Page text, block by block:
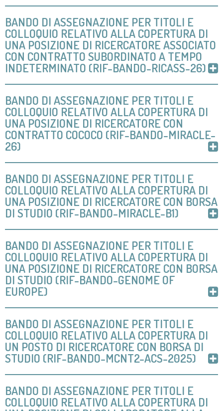
BANDO DI ASSEGNAZIONE PER TITOLI E
COLLOQUIO RELATIVO ALLA COPERTURA DI
UNA POSIZIONE DI RICERCATORE ASSOCIATO
CON CONTRATTO SUBORDINATO A TEMPO
INDETERMINATO (RIF-BANDO-RICASS-26)
BANDO DI ASSEGNAZIONE PER TITOLI E
COLLOQUIO RELATIVO ALLA COPERTURA DI
UNA POSIZIONE DI RICERCATORE CON
CONTRATTO COCOCO (RIF-BANDO-MIRACLE-
26)
BANDO DI ASSEGNAZIONE PER TITOLI E
COLLOQUIO RELATIVO ALLA COPERTURA DI
UNA POSIZIONE DI RICERCATORE CON BORSA
DI STUDIO (RIF-BANDO-MIRACLE-B1)
BANDO DI ASSEGNAZIONE PER TITOLI E
COLLOQUIO RELATIVO ALLA COPERTURA DI
UNA POSIZIONE DI RICERCATORE CON BORSA
DI STUDIO (RIF-BANDO-GENOME OF
EUROPE)
BANDO DI ASSEGNAZIONE PER TITOLI E
COLLOQUIO RELATIVO ALLA COPERTURA DI
UN POSTO DI RICERCATORE CON BORSA DI
STUDIO (RIF-BANDO-MCNT2-ACS-2025)
BANDO DI ASSEGNAZIONE PER TITOLI E
COLLOQUIO RELATIVO ALLA COPERTURA DI